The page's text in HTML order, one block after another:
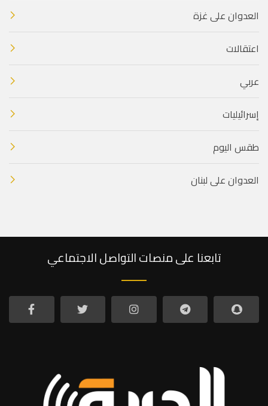
العدوان على غزة
اعتقالات
عربي
إسرائيليات
طقس اليوم
العدوان على لبنان
تابعنا على منصات التواصل الاجتماعي